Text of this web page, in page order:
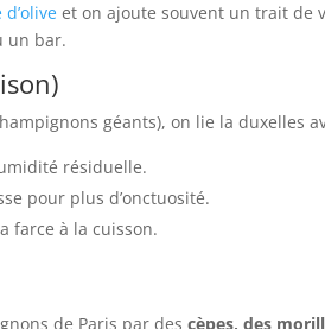
et on ajoute souvent un trait de
un bar.
géants), on lie la duxelles
résiduelle.
pour plus d’onctuosité.
farce à la cuisson.
de Paris par descèpes, des